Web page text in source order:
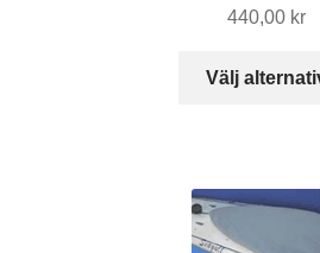
440,00 kr
Välj